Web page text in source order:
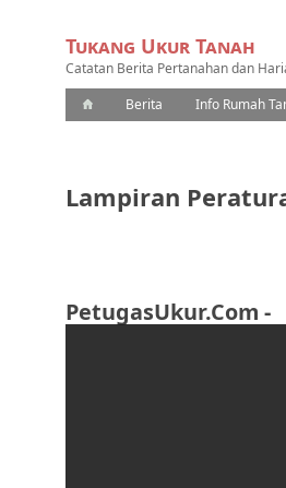
Tukang Ukur Tanah
Catatan Berita Pertanahan dan
Berita
Info Rumah
Lampiran
PetugasUkur.Com -